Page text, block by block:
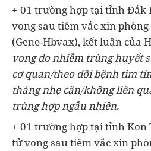
+ 01 trường hợp tại tỉnh Đắk
vong sau tiêm vắc xin phòng
(Gene-Hbvax), kết luận của
vong do nhiễm trùng huyết
cơ quan/theo dõi bệnh tim
tháng nhẹ cân/không liên
trùng hợp ngẫu nhiên.
+ 01 trường hợp tại tỉnh Kon
tử vong sau tiêm vắc xin